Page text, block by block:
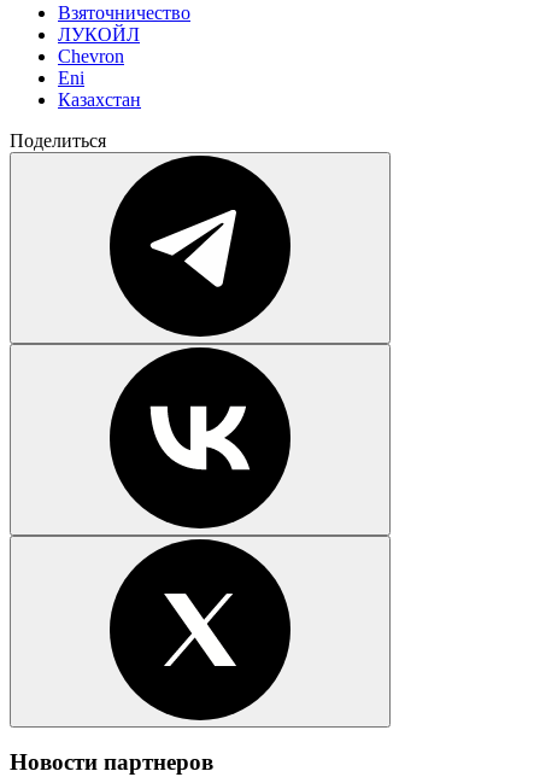
Взяточничество
ЛУКОЙЛ
Chevron
Eni
Казахстан
Поделиться
Новости партнеров